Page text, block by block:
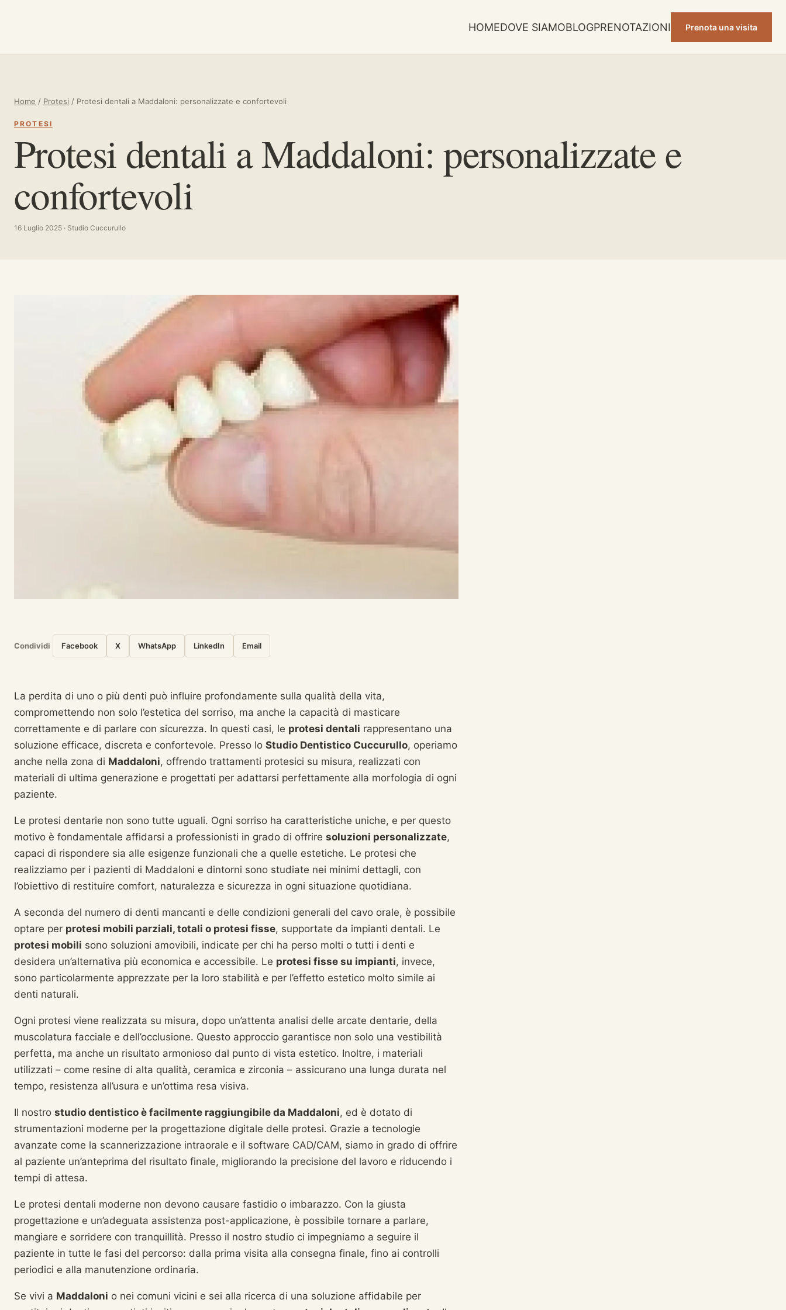
HOMEDOVE SIAMOBLOGPRENOTAZIONI Prenota una visita
Home / Protesi / Protesi dentali a Maddaloni: personalizzate e confortevoli
PROTESI
Protesi dentali a Maddaloni: personalizzate e
confortevoli
16 Luglio 2025 · Studio Cuccurullo
Condividi Facebook X WhatsApp LinkedIn Email
La perdita di uno o più denti può influire profondamente sulla qualità della vita,
compromettendo non solo l’estetica del sorriso, ma anche la capacità di masticare
correttamente e di parlare con sicurezza. In questi casi, le protesi dentali rappresentano una
soluzione efficace, discreta e confortevole. Presso lo Studio Dentistico Cuccurullo, operiamo
anche nella zona di Maddaloni, offrendo trattamenti protesici su misura, realizzati con
materiali di ultima generazione e progettati per adattarsi perfettamente alla morfologia di ogni
paziente.
Le protesi dentarie non sono tutte uguali. Ogni sorriso ha caratteristiche uniche, e per questo
motivo è fondamentale affidarsi a professionisti in grado di offrire soluzioni personalizzate,
capaci di rispondere sia alle esigenze funzionali che a quelle estetiche. Le protesi che
realizziamo per i pazienti di Maddaloni e dintorni sono studiate nei minimi dettagli, con
l’obiettivo di restituire comfort, naturalezza e sicurezza in ogni situazione quotidiana.
A seconda del numero di denti mancanti e delle condizioni generali del cavo orale, è possibile
optare per protesi mobili parziali, totali o protesi fisse, supportate da impianti dentali. Le
protesi mobili sono soluzioni amovibili, indicate per chi ha perso molti o tutti i denti e
desidera un’alternativa più economica e accessibile. Le protesi fisse su impianti, invece,
sono particolarmente apprezzate per la loro stabilità e per l’effetto estetico molto simile ai
denti naturali.
Ogni protesi viene realizzata su misura, dopo un’attenta analisi delle arcate dentarie, della
muscolatura facciale e dell’occlusione. Questo approccio garantisce non solo una vestibilità
perfetta, ma anche un risultato armonioso dal punto di vista estetico. Inoltre, i materiali
utilizzati – come resine di alta qualità, ceramica e zirconia – assicurano una lunga durata nel
tempo, resistenza all’usura e un’ottima resa visiva.
Il nostro studio dentistico è facilmente raggiungibile da Maddaloni, ed è dotato di
strumentazioni moderne per la progettazione digitale delle protesi. Grazie a tecnologie
avanzate come la scannerizzazione intraorale e il software CAD/CAM, siamo in grado di offrire
al paziente un’anteprima del risultato finale, migliorando la precisione del lavoro e riducendo i
tempi di attesa.
Le protesi dentali moderne non devono causare fastidio o imbarazzo. Con la giusta
progettazione e un’adeguata assistenza post-applicazione, è possibile tornare a parlare,
mangiare e sorridere con tranquillità. Presso il nostro studio ci impegniamo a seguire il
paziente in tutte le fasi del percorso: dalla prima visita alla consegna finale, fino ai controlli
periodici e alla manutenzione ordinaria.
Se vivi a Maddaloni o nei comuni vicini e sei alla ricerca di una soluzione affidabile per